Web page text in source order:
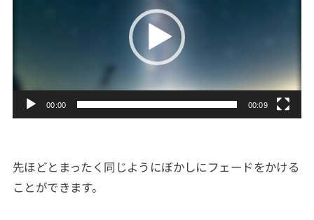
ヤ
ー
00:00 00:09
先ほどとまったく同じようにぼかしにフェードをかける
ことができます。